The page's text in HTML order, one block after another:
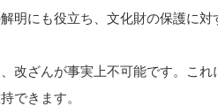
明にも役立ち、文化財の保護に対
改ざんが事実上不可能です。こ
できます。